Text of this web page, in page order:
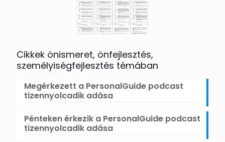
Cikkek önismeret, önfejlesztés,
személyiségfejlesztés témában
Megérkezett a PersonalGuide podcast
tizennyolcadik adása
Pénteken érkezik a PersonalGuide podcast
tizennyolcadik adása